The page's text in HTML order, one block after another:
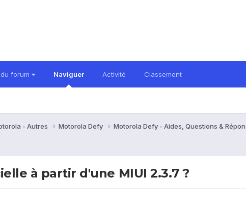
forum Naviguer Activité Classement
- Autres Motorola Defy
Motorola Defy - Aides, Questions &
à partir d'une MIUI 2.3.7 ?